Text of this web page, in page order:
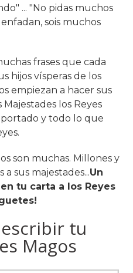
... "No pidas muchos
sois muchos
frases que cada
hijos vísperas de los
empiezan a hacer sus
los Reyes
y todo lo que
son muchas. Millones y
sus majestades...Un
tu carta a los Reyes
tu
Magos